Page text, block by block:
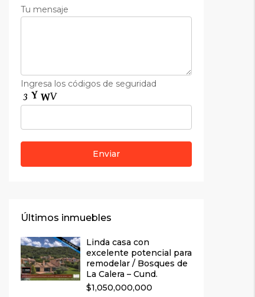
Tu mensaje
Ingresa los códigos de seguridad
Últimos inmuebles
Linda casa con
excelente potencial para
remodelar / Bosques de
La Calera – Cund.
$1,050,000,000